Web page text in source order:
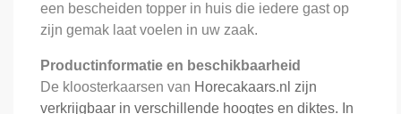
een bescheiden topper in huis die iedere gast op
zijn gemak laat voelen in uw zaak.
Productinformatie en beschikbaarheid
De kloosterkaarsen van Horecakaars.nl zijn
verkrijgbaar in verschillende hoogtes en diktes. In